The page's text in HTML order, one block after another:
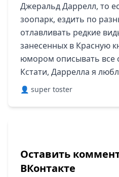
Джеральд Даррелл, то
зоопарк, ездить по
отлавливать редкие
занесенных в Красную
юмором описывать все
Кстати, Даррелла я
👤 super toster
Оставить
ВКонтакте